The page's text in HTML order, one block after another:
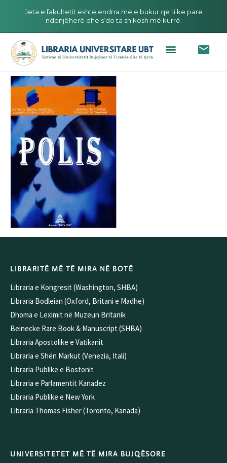
Jeta e fakultetit është ëndrra më e bukur që ti ke parë
ndonjëherë dhe s’do ta shikosh më kurrë.
LIBRARITË MË TË MIRA NË BOTË
Libraria e Kongresit (Washington, SHBA)
Libraria Bodleian (Oxford, Britani e Madhe)
Dhoma e Leximit në Muzeun Britanik
Beinecke Rare Book & Manuscript (SHBA)
Libraria Apostolike e Vatikanit
Libraria e Shën Markut (Venezia, Itali)
Libraria Publike e Bostonit
Libraria e Parlamentit Kanadez
Libraria Publike e New York
Libraria Thomas Fisher (Toronto, Kanada)
UNIVERSITETET MË TË MIRA BUJQËSORE